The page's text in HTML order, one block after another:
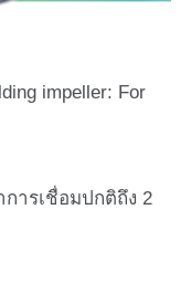
impeller: For
ารเชื่อมปกติถึง 2